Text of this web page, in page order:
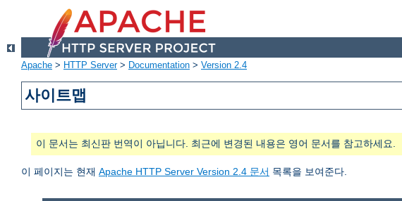
Apache > HTTP Server> Documentation > Version 2.4
사이트맵
이 문서는 최신판 번역이 아닙니다. 최근에 변경된 내용은 영어 문서를 참고하세요.
이 페이지는 현재 Apache HTTP Server Version 2.4 문서 목록을 보여준다.